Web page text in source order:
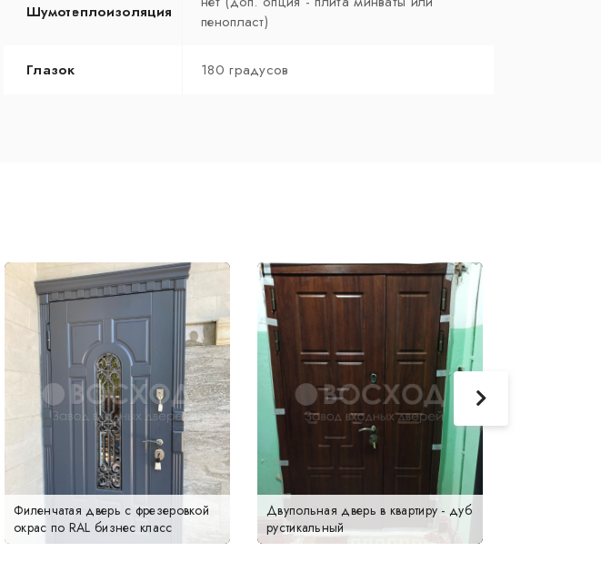
Шумотеплоизоляция
пенопласт)
Глазок 180 градусов
Филенчатая дверь с фрезеровкой
окрас по RAL бизнес класс
Двупольная дверь в квартиру - дуб
рустикальный